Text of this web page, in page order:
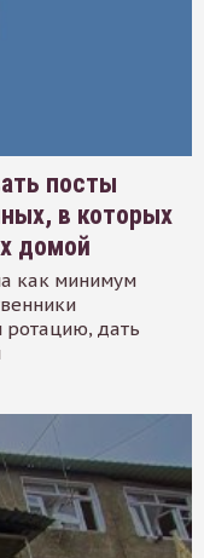
посты
в которых
домой
как минимум
ротацию, дать